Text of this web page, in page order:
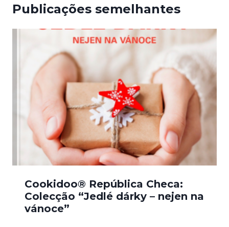
Publicações semelhantes
Cookidoo® República Checa:
Colecção “Jedlé dárky – nejen na
vánoce”